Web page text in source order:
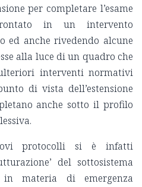
per completare l’esame
in un intervento
ed anche rivedendo alcune
alla luce di un quadro che
interventi normativi
di vista dell’estensione
anche sotto il profilo
protocolli si è infatti
del sottosistema
materia di emergenza